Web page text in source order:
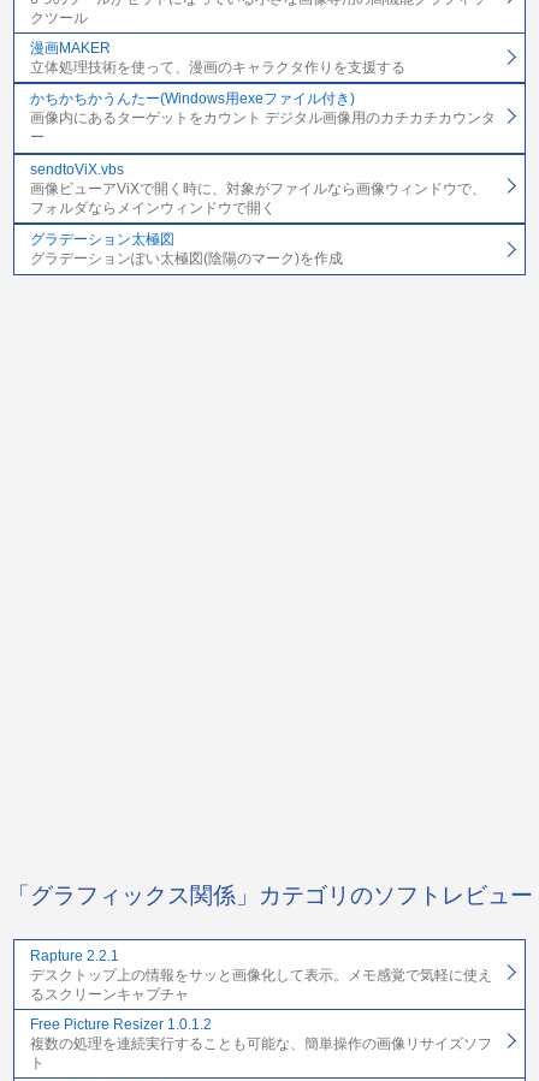
クツール
漫画MAKER
立体処理技術を使って、漫画のキャラクタ作りを支援する
かちかちかうんたー(Windows用exeファイル付き)
画像内にあるターゲットをカウント デジタル画像用のカチカチカウンタ
ー
sendtoViX.vbs
画像ビューアViXで開く時に、対象がファイルなら画像ウィンドウで、
フォルダならメインウィンドウで開く
グラデーション太極図
グラデーションぽい太極図(陰陽のマーク)を作成
「グラフィックス関係」カテゴリのソフトレビュー
Rapture 2.2.1
デスクトップ上の情報をサッと画像化して表示。メモ感覚で気軽に使え
るスクリーンキャプチャ
Free Picture Resizer 1.0.1.2
複数の処理を連続実行することも可能な、簡単操作の画像リサイズソフ
ト